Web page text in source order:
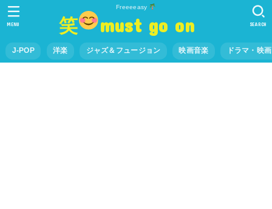
Freeeeasy
笑 must go on
J-POP 洋楽 ジャズ＆フュージョン 映画音楽 ドラマ・映
SEARCH
MENU